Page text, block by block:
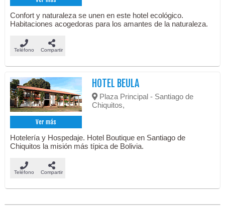
Confort y naturaleza se unen en este hotel ecológico.
Habitaciones acogedoras para los amantes de la naturaleza.
Teléfono Compartir
Ver más
HOTEL BEULA
Plaza Principal - Santiago de
Chiquitos,
Hotelería y Hospedaje. Hotel Boutique en Santiago de
Chiquitos la misión más típica de Bolivia.
Teléfono Compartir